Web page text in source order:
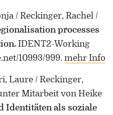
/ Reckinger, Rachel /
processes
IDENT2-Working
10993/999. mehr Info
Laure / Reckinger,
Mitarbeit von Heike
Identitäten als soziale